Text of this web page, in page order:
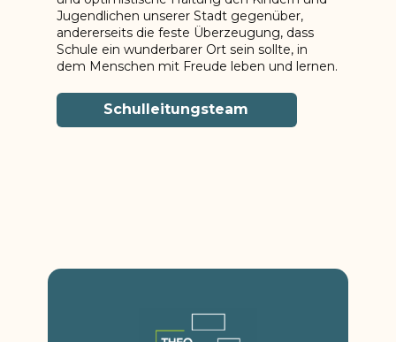
Jugendlichen unserer Stadt gegenüber,
andererseits die feste Überzeugung, dass
Schule ein wunderbarer Ort sein sollte, in
dem Menschen mit Freude leben und lernen.
Schulleitungsteam